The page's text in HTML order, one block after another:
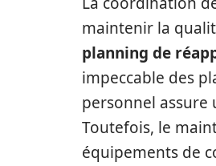
maintenir la
planning de
impeccable des
personnel assure
Toutefois, le
équipements de